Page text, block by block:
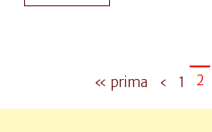
« prima ‹ 1 2